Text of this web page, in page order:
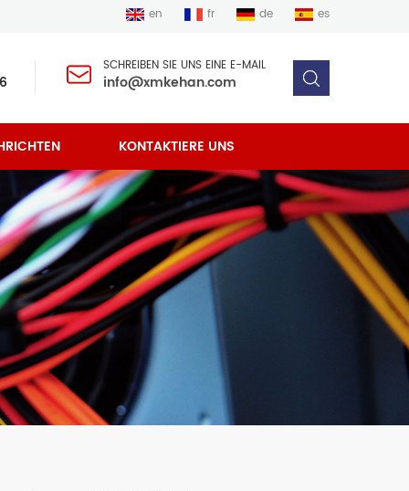
en fr de es
SCHREIBEN SIE UNS EINE E-MAIL
info@xmkehan.com
KONTAKTIERE UNS